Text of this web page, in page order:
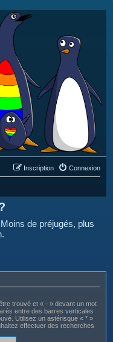
Connexion
Inscription
de préjugés, plus
trouvé et « - » devant un mot
entre des barres verticales
Utilisez un astérisque « * »
effectuer des recherches